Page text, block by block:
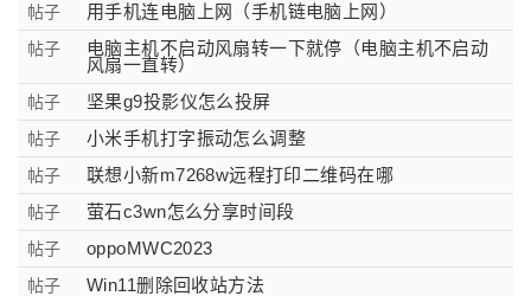
帖子 用手机连电脑上网（手机链电脑上网）
帖子
电脑主机不启动风扇转一下就停（电脑主机不启动
风扇一直转）
帖子 坚果g9投影仪怎么投屏
帖子 小米手机打字振动怎么调整
帖子 联想小新m7268w远程打印二维码在哪
帖子 萤石c3wn怎么分享时间段
帖子 oppoMWC2023
帖子 Win11删除回收站方法